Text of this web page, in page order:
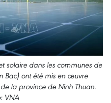
solaire dans les communes de
Bac) ont été mis en œuvre
la province de Ninh Thuan.
VNA